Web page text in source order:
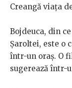
Creangă viața
Bojdeuca, din
Șaroltei, este o
într-un oraș. O
sugerează într-